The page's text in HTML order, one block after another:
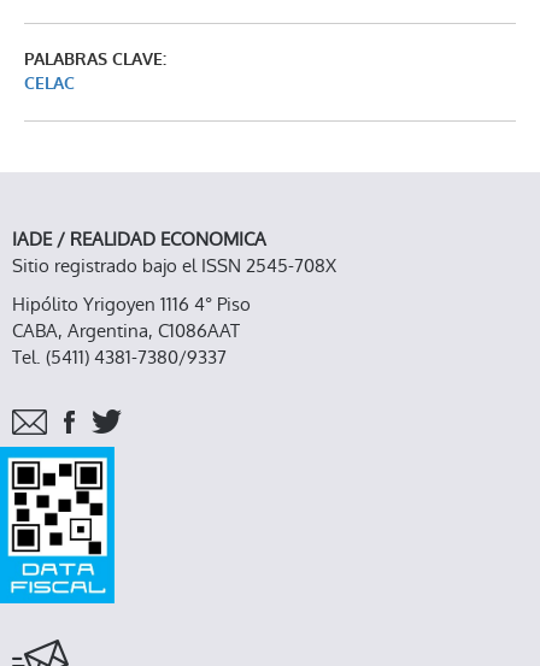
PALABRAS CLAVE:
CELAC
IADE / REALIDAD ECONOMICA
Sitio registrado bajo el ISSN 2545-708X
Hipólito Yrigoyen 1116 4° Piso
CABA, Argentina, C1086AAT
Tel. (5411) 4381-7380/9337